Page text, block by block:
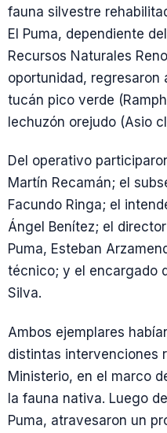
fauna silvestre
El Puma, dependiente
Recursos Naturales
oportunidad, regresaron
tucán pico verde
lechuzón orejudo (Asio
Del operativo
Martín Recamán; el
Facundo Ringa; el
Ángel Benítez; el
Puma, Esteban
técnico; y el encargado
Silva.
Ambos ejemplares
distintas intervenciones
Ministerio, en el marco
la fauna nativa. Luego
Puma, atravesaron un